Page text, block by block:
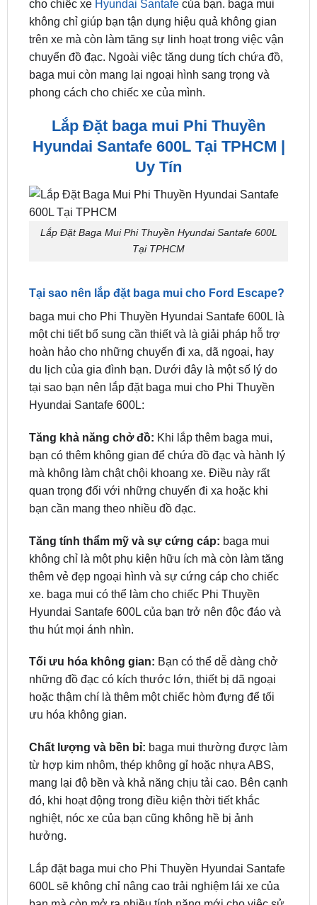
đội ngũ kỹ thuật viên hỗ trợ nhanh chóng nhất.
Lắp baga mui là lựa chọn tăng tiện ích và thẩm mỹ
cho chiếc xeHyundai Santafecủa bạn. baga mui
không chỉ giúp bạn tận dụng hiệu quả không gian
trên xe mà còn làm tăng sự linh hoạt trong việc vận
baga mui còn mang lại ngoại hình sang trọng và
phong cách cho chiếc xe của mình.
Hyundai Santafe 600L Tại TPHCM |
Uy Tín
Lắp Đặt Baga Mui Phi Thuyền Hyundai Santafe 600L
Tại sao nên lắp đặt baga mui cho Ford Escape?
baga mui cho Phi Thuyền Hyundai Santafe 600L là
một chi tiết bổ sung cần thiết và là giải pháp hỗ trợ
hoàn hảo cho những chuyến đi xa, dã ngoại, hay
tại sao bạn nên lắp đặt baga mui cho Phi Thuyền
Hyundai Santafe 600L:
Tăng khả năng chở đồ:Khi lắp thêm baga mui,
bạn có thêm không gian để chứa đồ đạc và hành lý
quan trọng đối với những chuyến đi xa hoặc khi
bạn cần mang theo nhiều đồ đạc.
Tăng tính thẩm mỹ và sự cứng cáp: baga mui
không chỉ là một phụ kiện hữu ích mà còn làm tăng
thêm vẻ đẹp ngoại hình và sự cứng cáp cho chiếc
Hyundai Santafe 600L của bạn trở nên độc đáo và
thu hút mọi ánh nhìn.
Tối ưu hóa không gian:
hoặc thậm chí là thêm một chiếc hòm đựng để tối
ưu hóa không gian.
Chất lượng và bền bỉ: baga mui thường được làm
từ hợp kim nhôm, thép không gỉ hoặc nhựa ABS,
mang lại độ bền và khả năng chịu tải cao. Bên cạnh
nghiệt, nóc xe của bạn cũng không hề bị ảnh
hưởng.